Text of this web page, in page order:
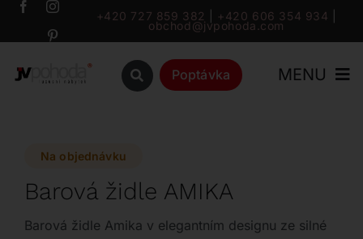
Přeskočit
+420 727 859 382 +420 606 354 934
obchod@jvpohoda.com
Poptávka MENU
Katalog
Na objednávku
Barová židle AMIKA
Barová židle Amika v elegantním designu ze silné